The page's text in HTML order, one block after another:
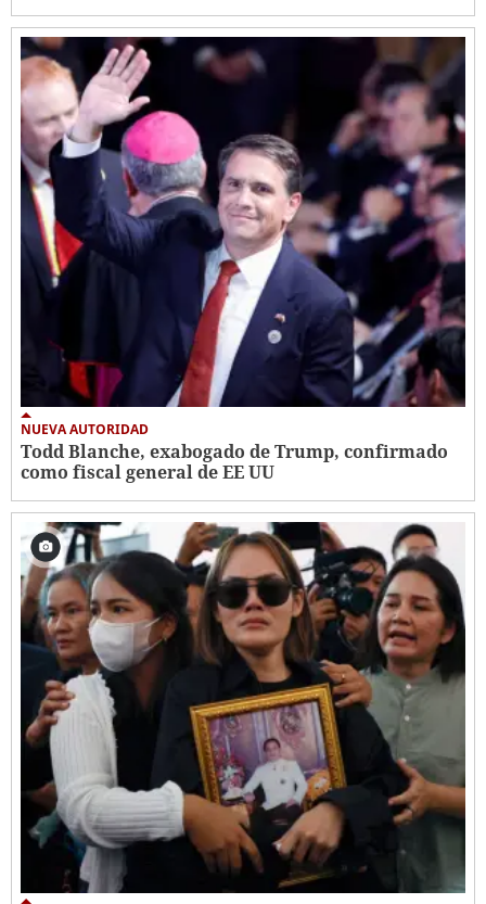
NUEVA AUTORIDAD
Todd Blanche, exabogado de Trump, confirmado
como fiscal general de EE UU